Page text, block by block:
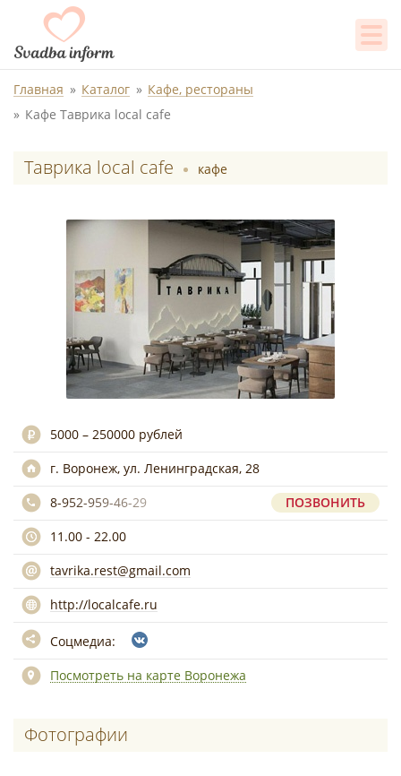
Главная Каталог
Кафе, рестораны
Кафе Таврика local cafe
Таврика local cafe кафе
5000 – 250000 рублей
г. Воронеж, ул. Ленинградская, 28
8-952-959-46-29
ПОЗВОНИТЬ
11.00 - 22.00
tavrika.rest@gmail.com
http://localcafe.ru
Соцмедиа:
Посмотреть на карте Воронежа
Фотографии